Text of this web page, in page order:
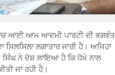
ਆਈ ਆਮ ਆਦਮੀ ਪਾਰਟੀ ਦੀ ਭਗਵੰਤ
ਲਗਾਤਾਰ ਜਾਰੀ ਹੈ। ਅਜਿਹਾ
ਸਿੰਘ ਨੇ ਦੋਸ਼ ਲਾਇਆ ਹੈ ਕਿ ਧੋਖੇ ਨਾਲ
ਜਾ ਰਹੀ ਹੈ।